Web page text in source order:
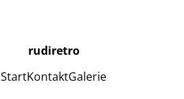
rudiretro
StartKontaktGalerie